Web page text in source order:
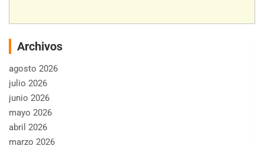
Archivos
agosto 2026
julio 2026
junio 2026
mayo 2026
abril 2026
marzo 2026